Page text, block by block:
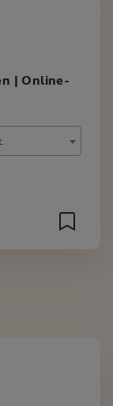
| Online-